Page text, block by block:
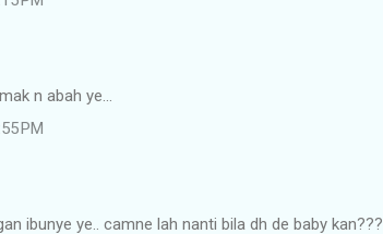
n abah ye...
PM
ibunye ye.. camne lah nanti bila dh de baby